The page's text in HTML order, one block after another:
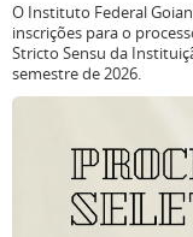
O Instituto Federal
inscrições para o
Stricto Sensu da
semestre de 2026.